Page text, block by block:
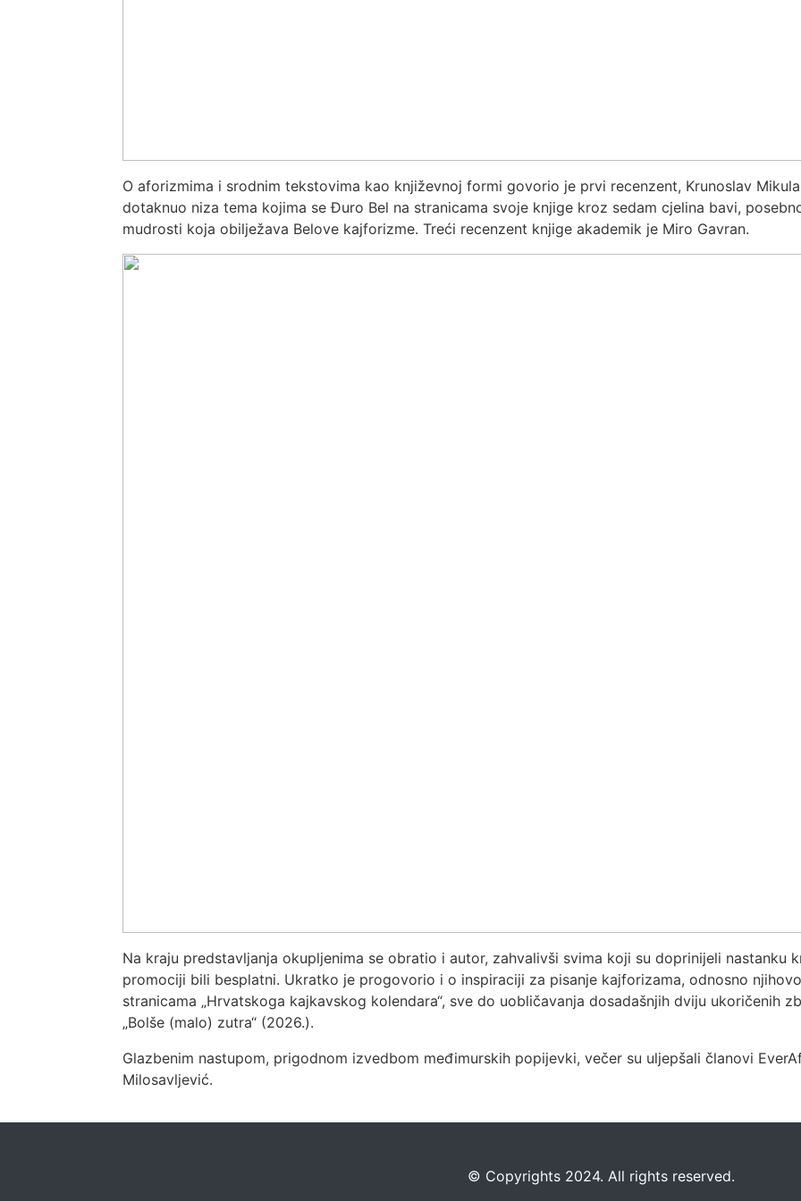
O aforizmima i srodnim tekstovima kao književnoj formi govorio je prvi recenzent, Krunoslav
dotaknuo niza tema kojima se Đuro Bel na stranicama svoje knjige kroz sedam cjelina bavi,
mudrosti koja obilježava Belove kajforizme. Treći recenzent knjige akademik je Miro Gavran.
Na kraju predstavljanja okupljenima se obratio i autor, zahvalivši svima koji su doprinijeli nastanku
promociji bili besplatni. Ukratko je progovorio i o inspiraciji za pisanje kajforizama, odnosno
stranicama „Hrvatskoga kajkavskog kolendara“, sve do uobličavanja dosadašnjih dviju ukoričenih
„Bolše (malo) zutra“ (2026.).
Glazbenim nastupom, prigodnom izvedbom međimurskih popijevki, večer su uljepšali članovi
Milosavljević.
©️ Copyrights 2024. All rights reserved.